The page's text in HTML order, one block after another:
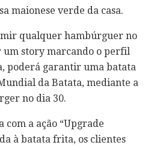
maionese verde da casa.
qualquer hambúrguer no
um story marcando o perfil
poderá garantir uma batata
da Batata, mediante a
no dia 30.
a ação “Upgrade
à batata frita, os clientes